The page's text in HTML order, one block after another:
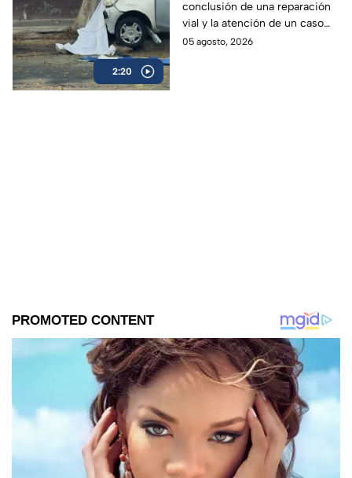
2:20
CDMX
conclusión de una reparación
vial y la atención de un caso
que movilizó a las autoridades.
05 agosto, 2026